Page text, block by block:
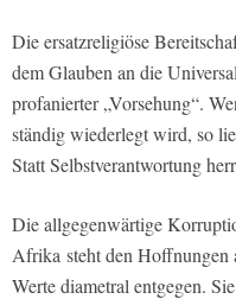
Die ersatzreligiöse
dem Glauben an die
profanierter „Vorsehung“.
ständig wiederlegt wird, so
Statt Selbstverantwortung
Die allgegenwärtige
Afrika steht den
Werte diametral entgegen.